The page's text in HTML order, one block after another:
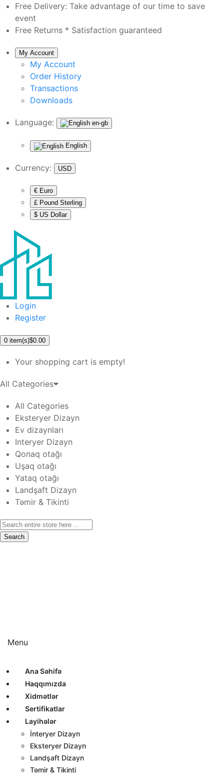
Free Delivery: Take advantage of our time to save
event
Free Returns * Satisfaction guaranteed
My Account
My Account
Order History
Transactions
Downloads
Language: en-gb
English
Currency: USD
€ Euro
£ Pound Sterling
$ US Dollar
Login
Register
0 item(s)$0.00
Your shopping cart is empty!
All Categories
All Categories
Eksteryer Dizayn
Ev dizaynları
Interyer Dizayn
Qonaq otağı
Uşaq otağı
Yataq otağı
Landşaft Dizayn
Təmir & Tikinti
Search
Menu
Ana Səhifə
Haqqımızda
Xidmətlər
Sertifikatlar
Layihələr
İnteryer Dizayn
Eksteryer Dizayn
Landşaft Dizayn
Təmir & Tikinti